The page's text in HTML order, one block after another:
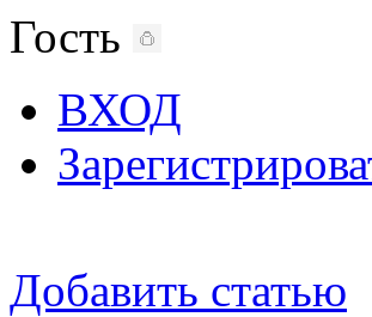
Гость
ВХОД
Добавить статью